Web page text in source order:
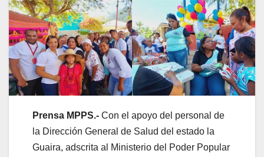
Prensa MPPS.- Con el apoyo del personal de
la Dirección General de Salud del estado la
Guaira, adscrita al Ministerio del Poder Popular